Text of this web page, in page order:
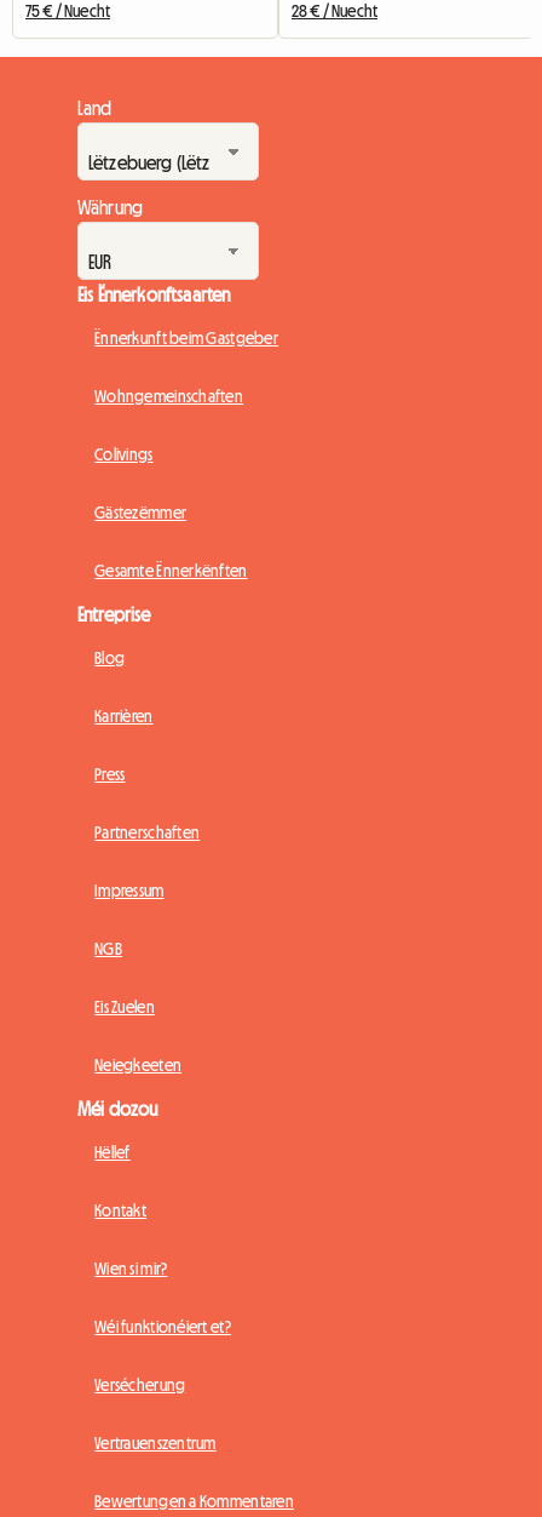
75 € / Nuecht 28 € / Nuecht
Land
Währung
Eis Ënnerkonftsaarten
Ënnerkunft beim Gastgeber
Wohngemeinschaften
Colivings
Gästezëmmer
Gesamte Ënnerkënften
Entreprise
Blog
Karrièren
Press
Partnerschaften
Impressum
NGB
Eis Zuelen
Neiegkeeten
Méi dozou
Hëllef
Kontakt
Wien si mir?
Wéi funktionéiert et?
Versécherung
Vertrauenszentrum
Bewertungen a Kommentaren